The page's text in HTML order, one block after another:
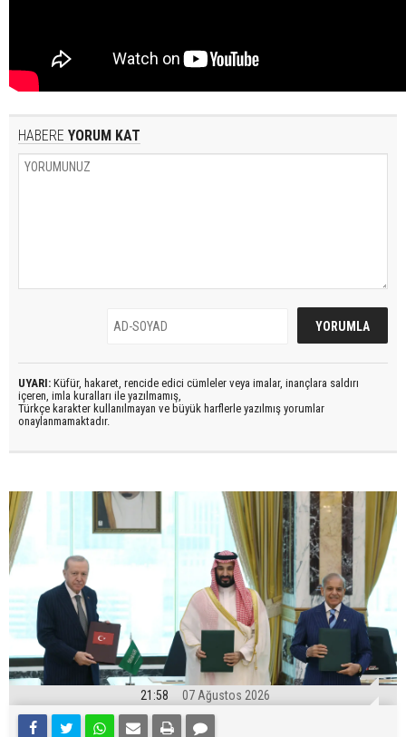
HABERE YORUM KAT
UYARI: Küfür, hakaret, rencide edici cümleler veya imalar, inançlara saldırı
içeren, imla kuralları ile yazılmamış,
Türkçe karakter kullanılmayan ve büyük harflerle yazılmış yorumlar
onaylanmamaktadır.
21:58 07 Ağustos 2026